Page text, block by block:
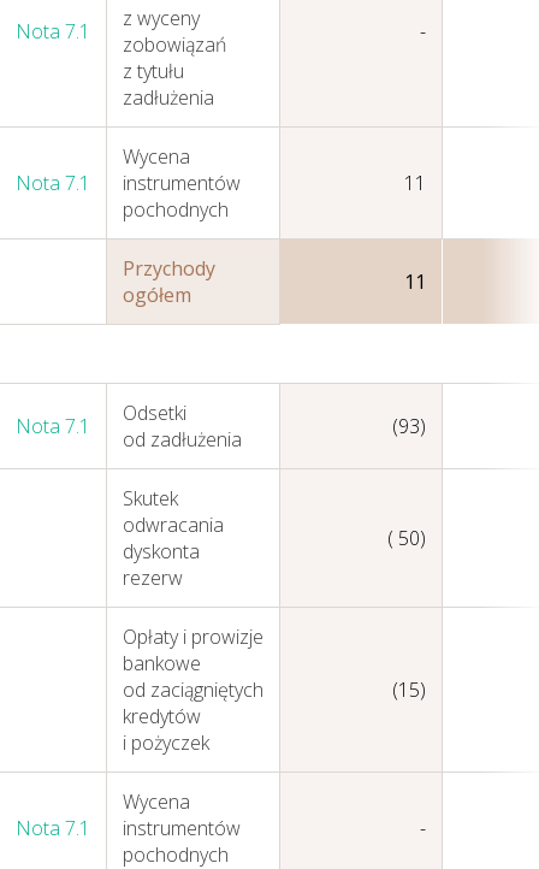
Sprawozdania
Finansowe
Jednostkowe
Sprawozdania
Finansowe
Skonsolidowane
Nota 7.1
z wyceny
zobowiązań
z tytułu
zadłużenia
-
Nota 7.1
Wycena
instrumentów
pochodnych
11
Przychody
ogółem
11
Nota 7.1
Odsetki
od zadłużenia
(93)
Skutek
odwracania
dyskonta
rezerw
( 50)
Opłaty i prowizje
bankowe
od zaciągniętych
kredytów
i pożyczek
(15)
Nota 7.1
Wycena
instrumentów
pochodnych
-